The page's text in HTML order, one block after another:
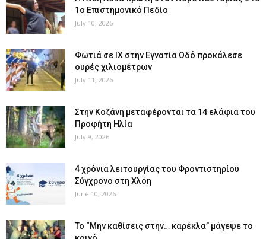
1ο Επιστημονικό Πεδίο
July 10, 2026
Φωτιά σε ΙΧ στην Εγνατία Οδό προκάλεσε
ουρές χιλιομέτρων
July 11, 2026
Στην Κοζάνη μεταφέρονται τα 14 ελάφια του
Προφήτη Ηλία
July 9, 2026
4 χρόνια λειτουργίας του Φροντιστηρίου
Σύγχρονο στη Χλόη
June 10, 2026
Το “Μην καθίσεις στην… καρέκλα” μάγεψε το